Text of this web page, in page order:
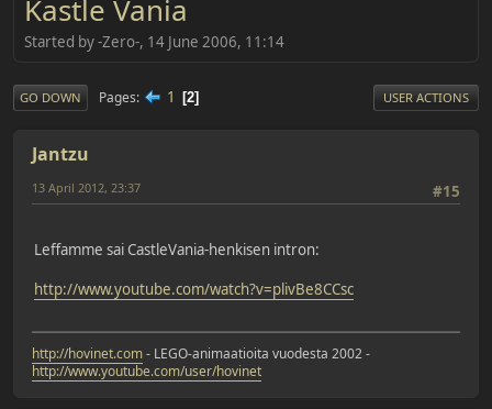
Kastle Vania
Started by -Zero-, 14 June 2006, 11:14
GO DOWN Pages 1 2 USER ACTIONS
Jantzu
#15
13 April 2012, 23:37
Leffamme sai CastleVania-henkisen intron:
http://www.youtube.com/watch?v=plivBe8CCsc
http://hovinet.com- LEGO-animaatioita vuodesta 2002 -
http://www.youtube.com/user/hovinet